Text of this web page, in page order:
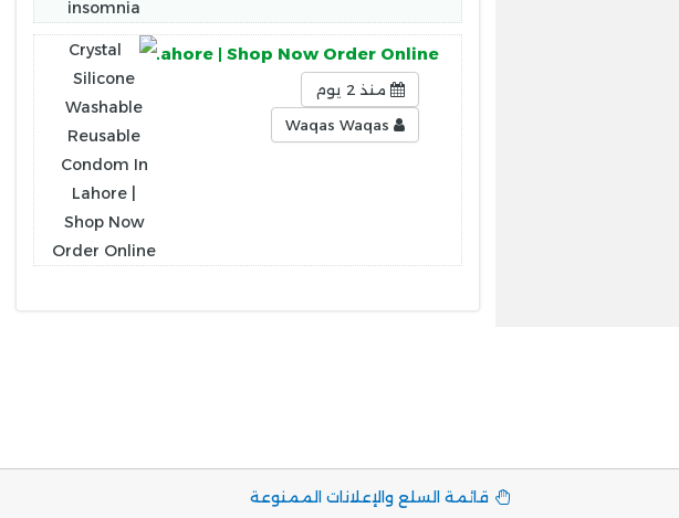
Condom In Lahore | Shop Now Order Online
منذ 2 يوم
قائمة السلع والإعلانات الممنوعة